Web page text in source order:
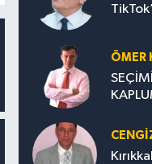
ÖMER